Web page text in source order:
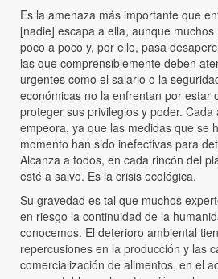
Es la amenaza más importante que
[nadie] escapa a ella, aunque
poco a poco y, por ello, pasa
las que comprensiblemente deben
urgentes como el salario o la
económicas no la enfrentan por estar
proteger sus privilegios y poder. Cada
empeora, ya que las medidas que se
momento han sido inefectivas para
Alcanza a todos, en cada rincón del
esté a salvo. Es la crisis ecológica.
Su gravedad es tal que muchos
en riesgo la continuidad de la
conocemos. El deterioro ambiental
repercusiones en la producción y las
comercialización de alimentos, en el